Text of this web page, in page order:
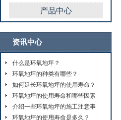
产品中心
资讯中心
什么是环氧地坪？
环氧地坪的种类有哪些？
如何延长环氧地坪的使用寿命？
环氧地坪的使用寿命和哪些因素
介绍一些环氧地坪的施工注意事
环氧地坪的使用寿命是多久？